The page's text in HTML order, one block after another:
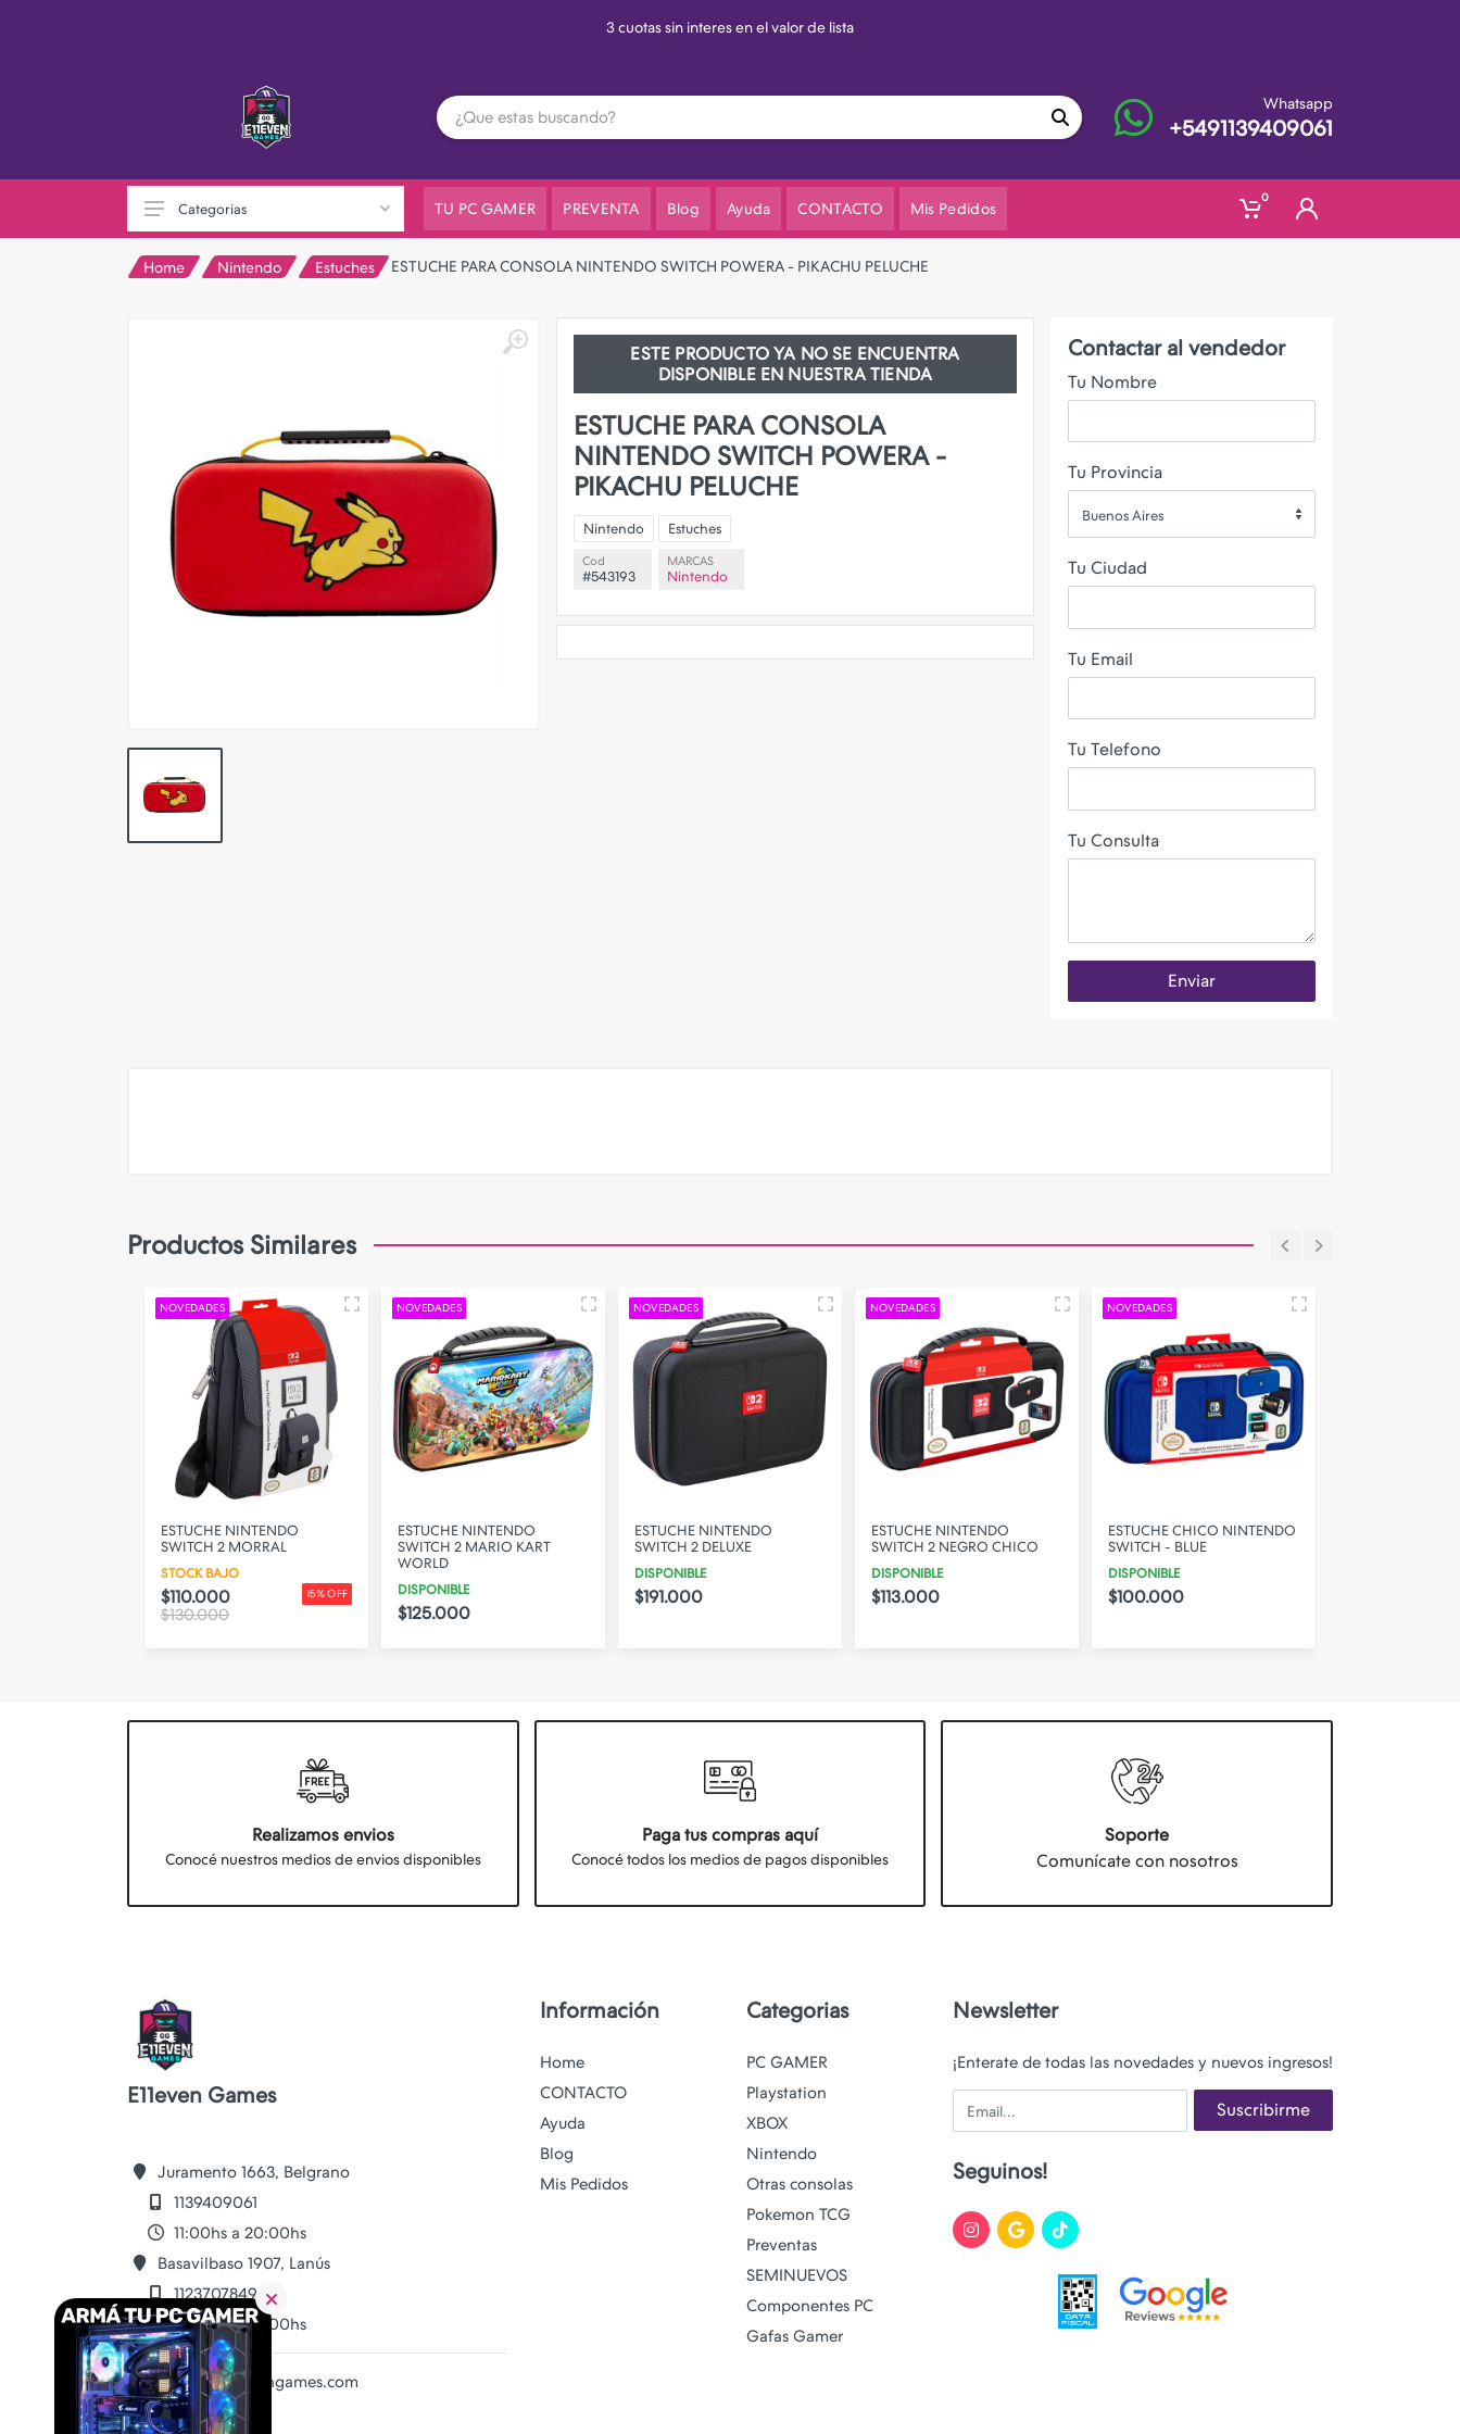
3 cuotas sin interes en el valor de lista
Whatsapp
+5491139409061
Otras consolas
Pokemon TCG
Preventas
SEMINUEVOS
Notebooks
Perifericos PC
Categorias TU PC GAMER PREVENTA Blog Ayuda CONTACTO Mis Pedidos
0
Home Nintendo Estuches ESTUCHE PARA CONSOLA NINTENDO SWITCH POWERA - PIKACHU PELUCHE
ESTE PRODUCTO YA NO SE ENCUENTRA
DISPONIBLE EN NUESTRA TIENDA
ESTUCHE PARA CONSOLA
NINTENDO SWITCH POWERA -
PIKACHU PELUCHE
Nintendo Estuches
Cod
#543193
MARCAS
Nintendo
Contactar al vendedor
Tu Nombre
Tu Provincia
Buenos Aires
Tu Ciudad
Tu Email
Tu Telefono
Tu Consulta
Enviar
Productos Similares
NOVEDADES
ESTUCHE NINTENDO
SWITCH 2 MORRAL
STOCK BAJO
15% OFF
$110.000
$130.000
NOVEDADES
ESTUCHE NINTENDO
SWITCH 2 MARIO KART
WORLD
DISPONIBLE
$125.000
NOVEDADES
ESTUCHE NINTENDO
SWITCH 2 DELUXE
DISPONIBLE
$191.000
NOVEDADES
ESTUCHE NINTENDO
SWITCH 2 NEGRO CHICO
DISPONIBLE
$113.000
NOVEDADES
ESTUCHE CHICO NINTENDO
SWITCH - BLUE
DISPONIBLE
$100.000
Realizamos envios
Conocé nuestros medios de envios disponibles
Paga tus compras aquí
Conocé todos los medios de pagos disponibles
Soporte
Comunícate con nosotros
E11even Games
Juramento 1663, Belgrano
1139409061
11:00hs a 20:00hs
Basavilbaso 1907, Lanús
1123707849
11:00hs a 20:00hs
ventas@e11evengames.com
Información
Home
CONTACTO
Ayuda
Blog
Mis Pedidos
Categorias
PC GAMER
Playstation
XBOX
Nintendo
Otras consolas
Pokemon TCG
Preventas
SEMINUEVOS
Componentes PC
Gafas Gamer
Newsletter
¡Enterate de todas las novedades y nuevos ingresos!
Email Suscribirme
Seguinos!